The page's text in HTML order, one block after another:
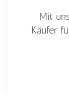
Mit
Käufer